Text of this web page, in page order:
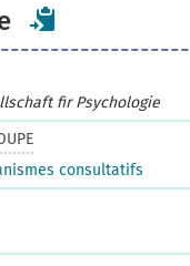
fir Psychologie
consultatifs